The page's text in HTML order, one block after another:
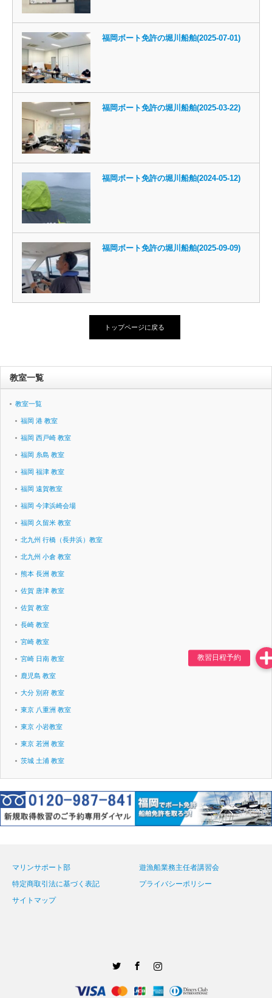
福岡ボート免許の堀川船舶(2025-07-01)
福岡ボート免許の堀川船舶(2025-03-22)
福岡ボート免許の堀川船舶(2024-05-12)
福岡ボート免許の堀川船舶(2025-09-09)
トップページに戻る
教室一覧
教室一覧
福岡 港 教室
福岡 西戸崎 教室
福岡 糸島 教室
福岡 福津 教室
福岡 遠賀教室
福岡 今津浜崎会場
福岡 久留米 教室
北九州 行橋（長井浜）教室
北九州 小倉 教室
熊本 長洲 教室
佐賀 唐津 教室
佐賀 教室
長崎 教室
宮崎 教室
宮崎 日南 教室
鹿児島 教室
大分 別府 教室
東京 八重洲 教室
東京 小岩教室
東京 若洲 教室
茨城 土浦 教室
マリンサポート部
遊漁船業務主任者講習会
特定商取引法に基づく表記
プライバシーポリシー
サイトマップ